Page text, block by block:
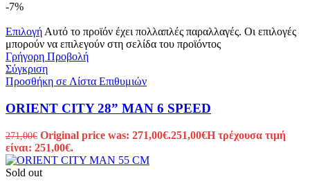
-7%
Επιλογή Αυτό το προϊόν έχει πολλαπλές παραλλαγές. Οι επιλογές
μπορούν να επιλεγούν στη σελίδα του προϊόντος
Γρήγορη Προβολή
Σύγκριση
Προσθήκη σε Λίστα Επιθυμιών
ORIENT CITY 28” MAN 6 SPEED
271,00€ Original price was: 271,00€.251,00€Η τρέχουσα τιμή
είναι: 251,00€.
Sold out